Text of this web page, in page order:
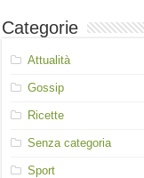
Categorie
Attualità
Gossip
Ricette
Senza categoria
Sport